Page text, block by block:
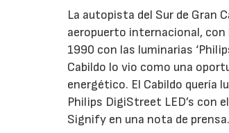
La autopista del Sur de Gran
aeropuerto internacional,
1990 con las luminarias
Cabildo lo vio como una
energético. El Cabildo quería
Philips DigiStreet LED’s con
Signify en una nota de prensa.